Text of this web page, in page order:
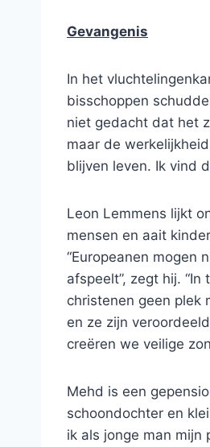
Gevangenis
In het
bisschoppen
niet gedacht dat het
maar de
blijven leven. Ik vind
Leon Lemmens lijkt
mensen en aait
“Europeanen mogen
afspeelt”, zegt hij.
christenen geen plek
en ze zijn
creëren we veilige
Mehd is een
schoondochter en
ik als jonge man